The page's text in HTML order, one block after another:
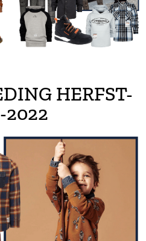
HERFST-
2022